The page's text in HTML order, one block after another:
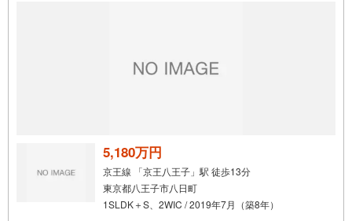
5,180万円
京王線 「京王八王子」駅 徒歩13分
東京都八王子市八日町
1SLDK＋S、2WIC / 2019年7月（築8年）